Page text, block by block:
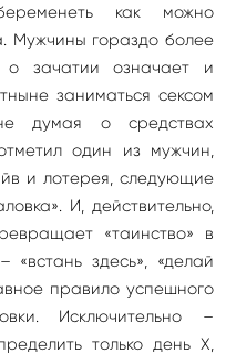
как можно
Мужчины гораздо более
о зачатии означает и
заниматься сексом
думая о средствах
один из мужчин,
и лотерея, следующие
И, действительно,
«таинство» в
«встань здесь», «делай
правило успешного
Исключительно –
только день Х,